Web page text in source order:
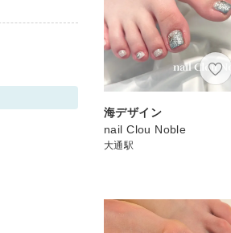
海デザイン
nail Clou Noble
大通駅